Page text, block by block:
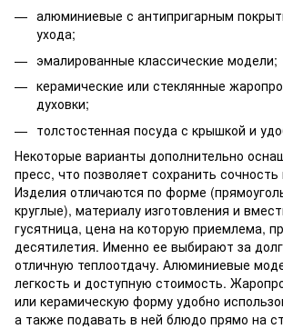
алюминиевые с антипригарным
ухода;
эмалированные классические модели;
керамические или стеклянные
духовки;
толстостенная посуда с крышкой и
Некоторые варианты дополнительно
пресс, что позволяет сохранить сочность
Изделия отличаются по форме
круглые), материалу изготовления и
гусятница, цена на которую приемлема,
десятилетия. Именно ее выбирают за
отличную теплоотдачу. Алюминиевые
легкость и доступную стоимость.
или керамическую форму удобно
а также подавать в ней блюдо прямо на